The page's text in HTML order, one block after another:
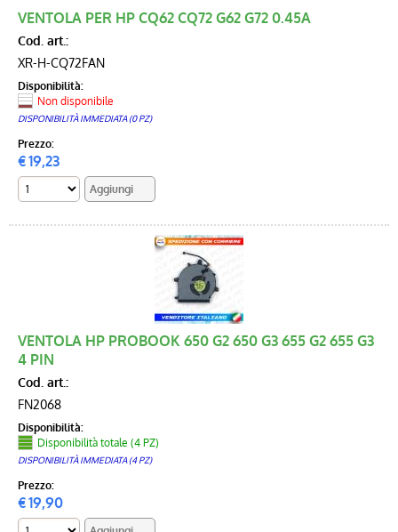
VENTOLA PER HP CQ62 CQ72 G62 G72 0.45A
Cod. art.:
XR-H-CQ72FAN
Disponibilità:
Non disponibile
DISPONIBILITÀ IMMEDIATA (0 PZ)
Prezzo:
€19,23
VENTOLA HP PROBOOK 650 G2 650 G3 655 G2 655 G3
4 PIN
Cod. art.:
FN2068
Disponibilità:
Disponibilità totale (4 PZ)
DISPONIBILITÀ IMMEDIATA (4 PZ)
Prezzo:
€19,90